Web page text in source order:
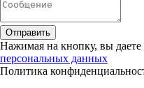
Отправить
Нажимая на кнопку, вы даете
персональных данных
Политика